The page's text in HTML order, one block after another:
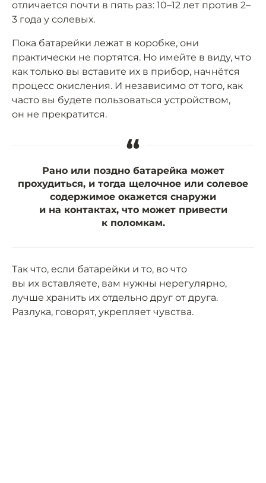
отличается почти в пять раз: 10–12 лет против 2–
3 года у солевых.
Пока батарейки лежат в коробке, они
практически не портятся. Но имейте в виду, что
как только вы вставите их в прибор, начнётся
процесс окисления. И независимо от того, как
часто вы будете пользоваться устройством,
он не прекратится.
“
Рано или поздно батарейка может
прохудиться, и тогда щелочное или солевое
содержимое окажется снаружи
и на контактах, что может привести
к поломкам.
Так что, если батарейки и то, во что
вы их вставляете, вам нужны нерегулярно,
лучше хранить их отдельно друг от друга.
Разлука, говорят, укрепляет чувства.